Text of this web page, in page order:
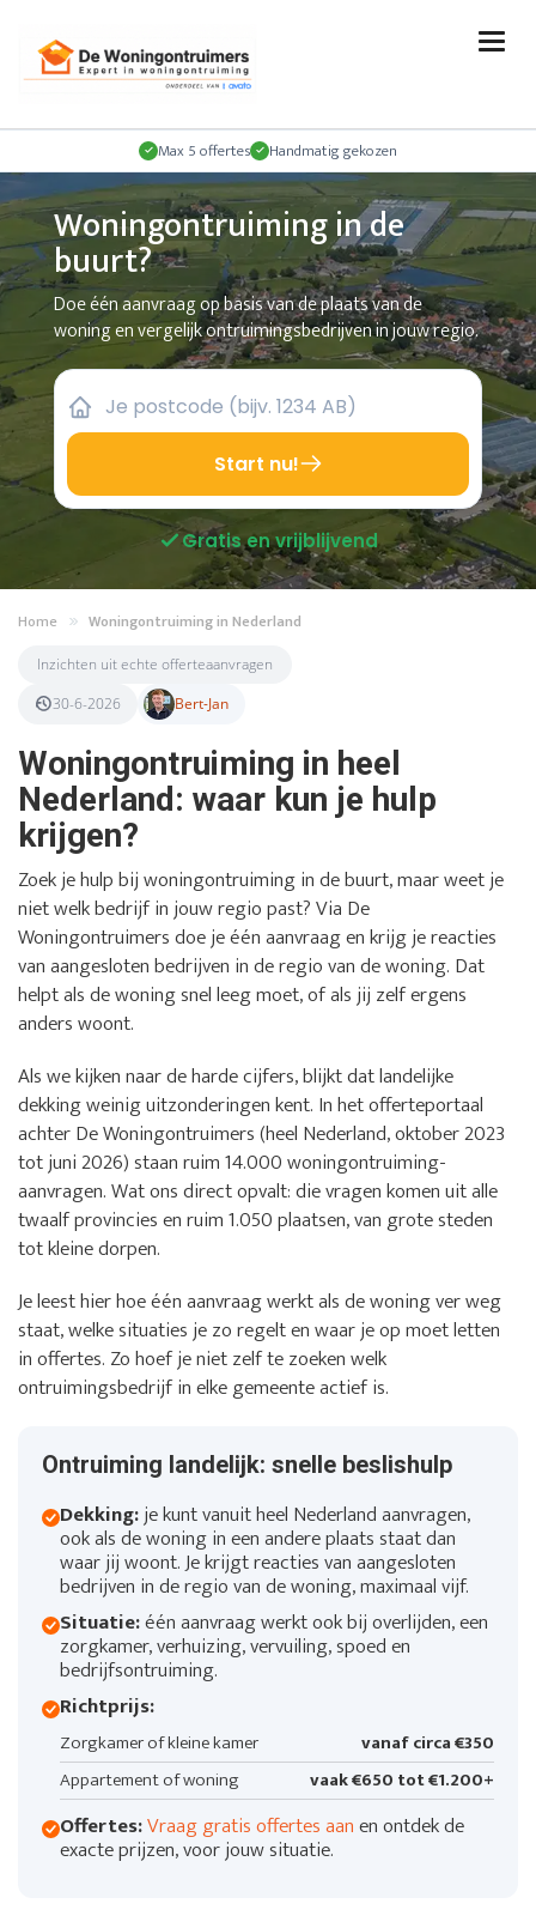
Max 5 offertes Handmatig gekozen
Woningontruiming in de
buurt?
Doe één aanvraag op basis van de plaats van de
woning en vergelijk ontruimingsbedrijven in jouw regio.
Start nu!
Gratis en vrijblijvend
Home Woningontruiming in Nederland
Inzichten uit echte offerteaanvragen
30-6-2026
Bert-Jan
Woningontruiming in heel
Nederland: waar kun je hulp
krijgen?
Zoek je hulp bij woningontruiming in de buurt, maar weet je
niet welk bedrijf in jouw regio past? Via De
Woningontruimers doe je één aanvraag en krijg je reacties
van aangesloten bedrijven in de regio van de woning. Dat
helpt als de woning snel leeg moet, of als jij zelf ergens
anders woont.
Als we kijken naar de harde cijfers, blijkt dat landelijke
dekking weinig uitzonderingen kent. In het offerteportaal
achter De Woningontruimers (heel Nederland, oktober 2023
tot juni 2026) staan ruim 14.000 woningontruiming-
aanvragen. Wat ons direct opvalt: die vragen komen uit alle
twaalf provincies en ruim 1.050 plaatsen, van grote steden
tot kleine dorpen.
Je leest hier hoe één aanvraag werkt als de woning ver weg
staat, welke situaties je zo regelt en waar je op moet letten
in offertes. Zo hoef je niet zelf te zoeken welk
ontruimingsbedrijf in elke gemeente actief is.
Ontruiming landelijk: snelle beslishulp
Dekking:je kunt vanuit heel Nederland aanvragen,
ook als de woning in een andere plaats staat dan
waar jij woont. Je krijgt reacties van aangesloten
bedrijven in de regio van de woning, maximaal vijf.
Situatie:één aanvraag werkt ook bij overlijden, een
zorgkamer, verhuizing, vervuiling, spoed en
bedrijfsontruiming.
Richtprijs:
Zorgkamer of kleine kamer
vanaf circa €350
Appartement of woning
vaak €650 tot €1.200+
Offertes:Vraag gratis offertes aanen ontdek de
exacte prijzen, voor jouw situatie.